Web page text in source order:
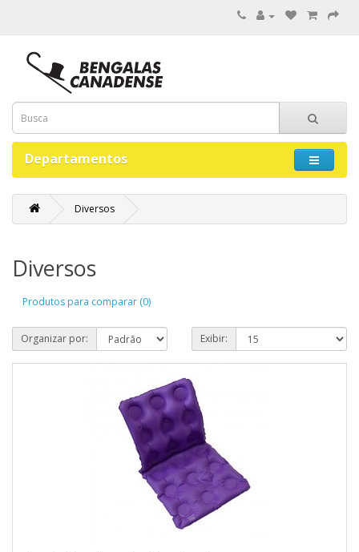
Departamentos
Diversos
Diversos
Produtos para comparar (0)
Organizar por: Exibir: